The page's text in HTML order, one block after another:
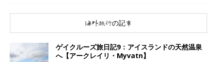
海外旅行の記事
ゲイクルーズ旅日記9：アイスランドの天然温泉
へ【アークレイリ・Myvatn】